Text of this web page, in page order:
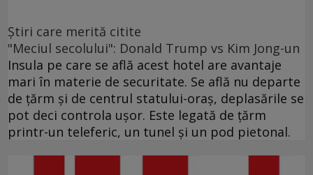
Ştiri care merită citite
"Meciul secolului": Donald Trump vs Kim Jong-un
Insula pe care se află acest hotel are avantaje
mari în materie de securitate. Se află nu departe
de ţărm şi de centrul statului-oraş, deplasările se
pot deci controla uşor. Este legată de ţărm
printr-un teleferic, un tunel şi un pod pietonal.